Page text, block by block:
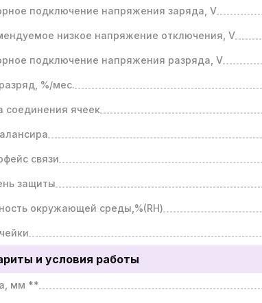
подключение напряжения заряда, V
низкое напряжение отключения, V
подключение напряжения разряда, V
%/мес.
соединения ячеек
связи
защиты
окружающей среды,%(RH)
и условия работы
мм **